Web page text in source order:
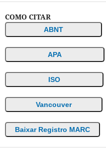
COMO CITAR
ABNT
APA
ISO
Vancouver
Baixar Registro MARC